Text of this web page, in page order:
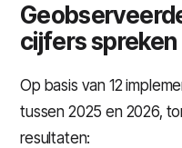
cijfers spreken
Op basis van 12
tussen 2025 en 2026,
resultaten: